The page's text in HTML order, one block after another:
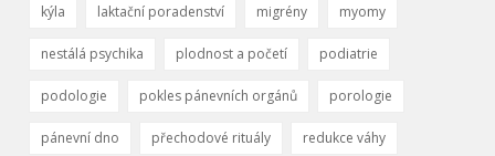
kýla laktační poradenství migrény myomy
nestálá psychika plodnost a početí podiatrie
podologie pokles pánevních orgánů porologie
pánevní dno přechodové rituály redukce váhy